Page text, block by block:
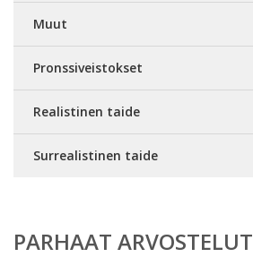
Muut
Pronssiveistokset
Realistinen taide
Surrealistinen taide
PARHAAT ARVOSTELUT